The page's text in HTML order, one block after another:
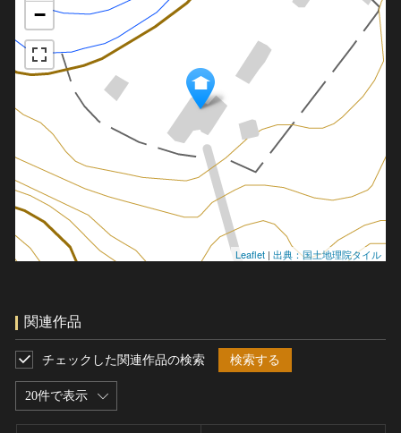
−
Leaflet | 出典：国土地理院タイル
関連作品
20件で表示
チェックした関連作品の検索 検索する